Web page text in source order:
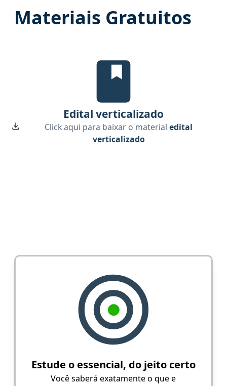
Materiais Gratuitos
edital verticalizado, material
Edital verticalizado
Click aqui para baixar o materialedital
verticalizado
Estude o essencial, do jeito certo
Você saberá exatamente o que e